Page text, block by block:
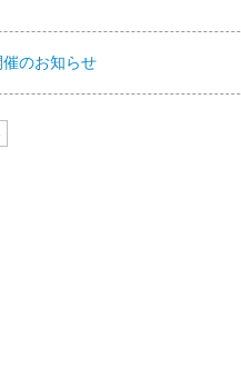
のお知らせ